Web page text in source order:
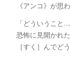
《アンコ》が思
「どういうこと
恐怖に見開かれ
［すく］んでど